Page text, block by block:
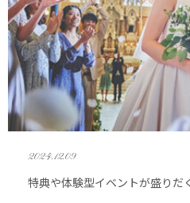
2024.12.09
特典や体験型イベントが盛りだ